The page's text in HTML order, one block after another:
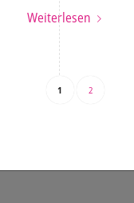
Weiterlesen
1 2